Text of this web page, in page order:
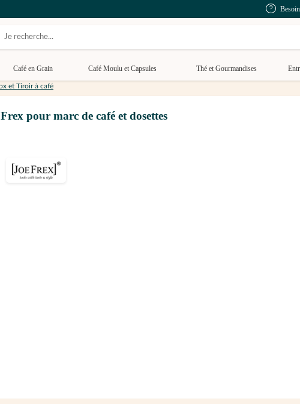
Café en Grain Café Moulu et Capsules Thé et Gourmandises
et Tiroir à café
pour marc de café et dosettes